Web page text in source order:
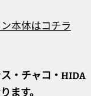
本体はコチラ
・チャコ・HIDA
ます。